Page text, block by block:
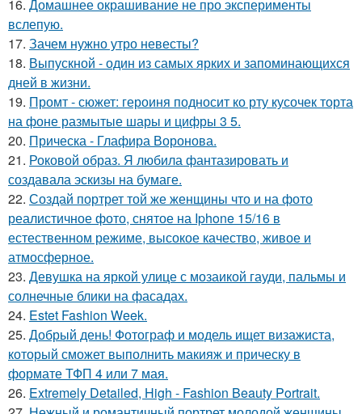
16. Домашнее окрашивание не про эксперименты
вслепую.
17. Зачем нужно утро невесты?
18. Выпускной - один из самых ярких и запоминающихся
дней в жизни.
19. Промт - сюжет: героиня подносит ко рту кусочек торта
на фоне размытые шары и цифры 3 5.
20. Прическа - Глафира Воронова.
21. Роковой образ. Я любила фантазировать и
создавала эскизы на бумаге.
22. Создай портрет той же женщины что и на фото
реалистичное фото, снятое на Iphone 15/16 в
естественном режиме, высокое качество, живое и
атмосферное.
23. Девушка на яркой улице с мозаикой гауди, пальмы и
солнечные блики на фасадах.
24. Estet Fashion Week.
25. Добрый день! Фотограф и модель ищет визажиста,
который сможет выполнить макияж и прическу в
формате ТФП 4 или 7 мая.
26. Extremely Detailed, High - Fashion Beauty Portrait.